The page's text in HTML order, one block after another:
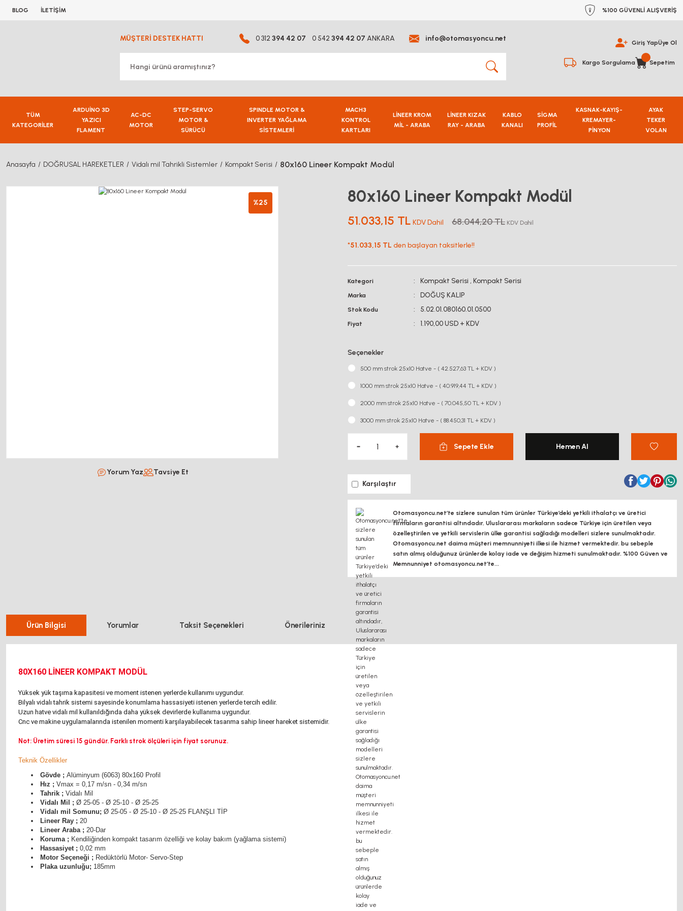
BLOG İLETİŞİM %100 GÜVENLİ ALIŞVERİŞ
MÜŞTERİ DESTEK HATTI 0 312 394 42 07 0 542 394 42 07 ANKARA info@otomasyoncu.net Giriş YapÜye Ol
Kargo Sorgulama Sepetim
TÜM
KATEGORİLER
ARDUİNO 3D
YAZICI
FLAMENT
AC-DC
MOTOR
STEP-SERVO
MOTOR &
SÜRÜCÜ
SPINDLE MOTOR &
INVERTER YAĞLAMA
SİSTEMLERİ
MACH3
KONTROL
KARTLARI
LİNEER KROM
MİL - ARABA
LİNEER KIZAK
RAY - ARABA
KABLO
KANALI
SİGMA
PROFİL
KASNAK-KAYIŞ-
KREMAYER-
PİNYON
AYAK
TEKER
VOLAN
Anasayfa DOĞRUSAL HAREKETLER Vidalı mil Tahrikli Sistemler Kompakt Serisi 80x160 Lineer Kompakt Modül
%25
Yorum Yaz Tavsiye Et
80x160 Lineer Kompakt Modül
51.033,15 TL KDV Dahil 68.044,20 TL KDV Dahil
*51.033,15 TL den başlayan taksitlerle!!
Kategori Kompakt Serisi , Kompakt Serisi
Marka DOĞUŞ KALIP
Stok Kodu 5.02.01.080160.01.0500
Fiyat 1.190,00 USD + KDV
Seçenekler
500 mm strok 25x10 Hatve - ( 42.527,63 TL + KDV )
1000 mm strok 25x10 Hatve - ( 40.919,44 TL + KDV )
2000 mm strok 25x10 Hatve - ( 70.045,50 TL + KDV )
3000 mm strok 25x10 Hatve - ( 88.450,31 TL + KDV )
Sepete Ekle Hemen Al
Karşılaştır
Otomasyoncu.net’te sizlere sunulan tüm ürünler Türkiye’deki yetkili ithalatçı ve üretici
firmaların garantisi altındadır, Uluslararası markaların sadece Türkiye için üretilen veya
özelleştirilen ve yetkili servislerin ülke garantisi sağladığı modelleri sizlere sunulmaktadır.
Otomasyoncu.net daima müşteri memnunniyeti ilkesi ile hizmet vermektedir. bu sebeple
satın almış olduğunuz ürünlerde kolay iade ve değişim hizmeti sunulmaktadır. %100 Güven ve
Memnunniyet otomasyoncu.net’te...
Ürün Bilgisi Yorumlar Taksit Seçenekleri Önerileriniz
80X160 LİNEER KOMPAKT MODÜL
Yüksek yük taşıma kapasitesi ve moment istenen yerlerde kullanımı uygundur.
Bilyalı vidalı tahrik sistemi sayesinde konumlama hassasiyeti istenen yerlerde tercih edilir.
Uzun hatve vidalı mil kullanıldığında daha yüksek devirlerde kullanıma uygundur.
Cnc ve makine uygulamalarında istenilen momenti karşılayabilecek tasarıma sahip lineer hareket sistemidir.
Not: Üretim süresi 15 gündür. Farklı strok ölçüleri için fiyat sorunuz.
Teknik Özellikler
Gövde ; Alüminyum (6063) 80x160 Profil
Hız ; Vmax = 0,17 m/sn - 0,34 m/sn
Tahrik ; Vidalı Mil
Vidalı Mil ; Ø 25-05 - Ø 25-10 - Ø 25-25
Vidalı mil Somunu; Ø 25-05 - Ø 25-10 - Ø 25-25 FLANŞLI TİP
Lineer Ray ; 20
Lineer Araba ; 20-Dar
Koruma ; Kendiliğinden kompakt tasarım özelliği ve kolay bakım (yağlama sistemi)
Hassasiyet ; 0,02 mm
Motor Seçeneği ; Redüktörlü Motor- Servo-Step
Plaka uzunluğu; 185mm